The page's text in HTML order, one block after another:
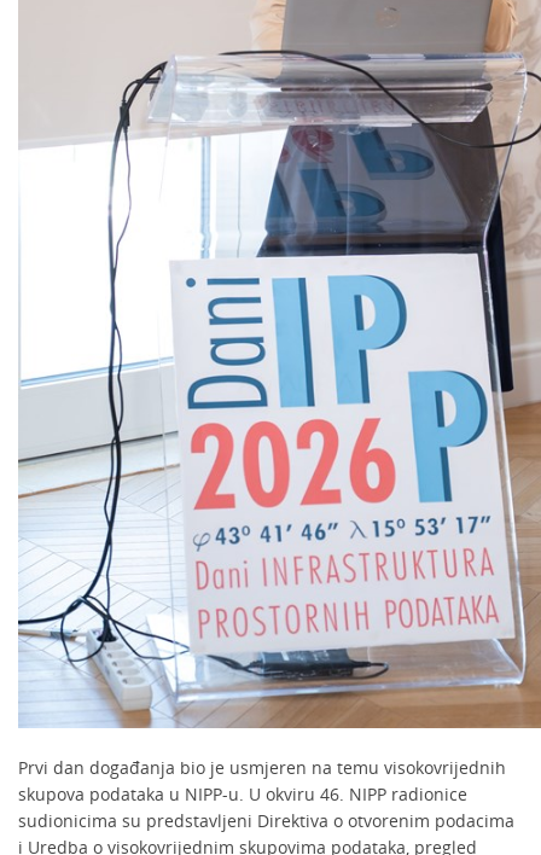
Prvi dan događanja bio je usmjeren na temu visokovrijednih
skupova podataka u NIPP-u. U okviru 46. NIPP radionice
sudionicima su predstavljeni Direktiva o otvorenim podacima
i Uredba o visokovrijednim skupovima podataka, pregled